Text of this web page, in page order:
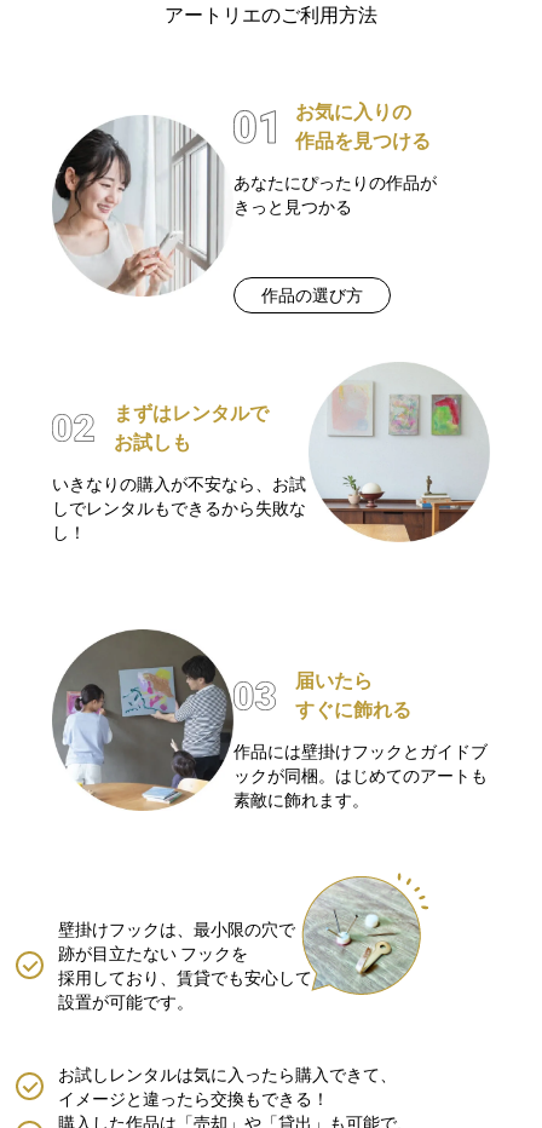
アートリエのご利用方法
お気に入りの
作品を見つける
あなたにぴったりの作品が
きっと見つかる
作品の選び方
まずはレンタルで
お試しも
いきなりの購入が不安なら、お試
しでレンタルもできるから失敗な
し！
届いたら
すぐに飾れる
作品には壁掛けフックとガイドブ
ックが同梱。はじめてのアートも
素敵に飾れます。
壁掛けフックは、最小限の穴で
跡が目立たない フックを
採用しており、賃貸でも安心して
設置が可能です。
購入した作品は「売却」や「貸出」も可能で、
お試しレンタルは気に入ったら購入できて、
イメージと違ったら交換もできる！